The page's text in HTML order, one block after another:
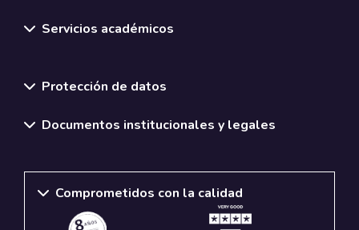
Servicios académicos
Protección de datos
Documentos institucionales y legales
Comprometidos con la calidad